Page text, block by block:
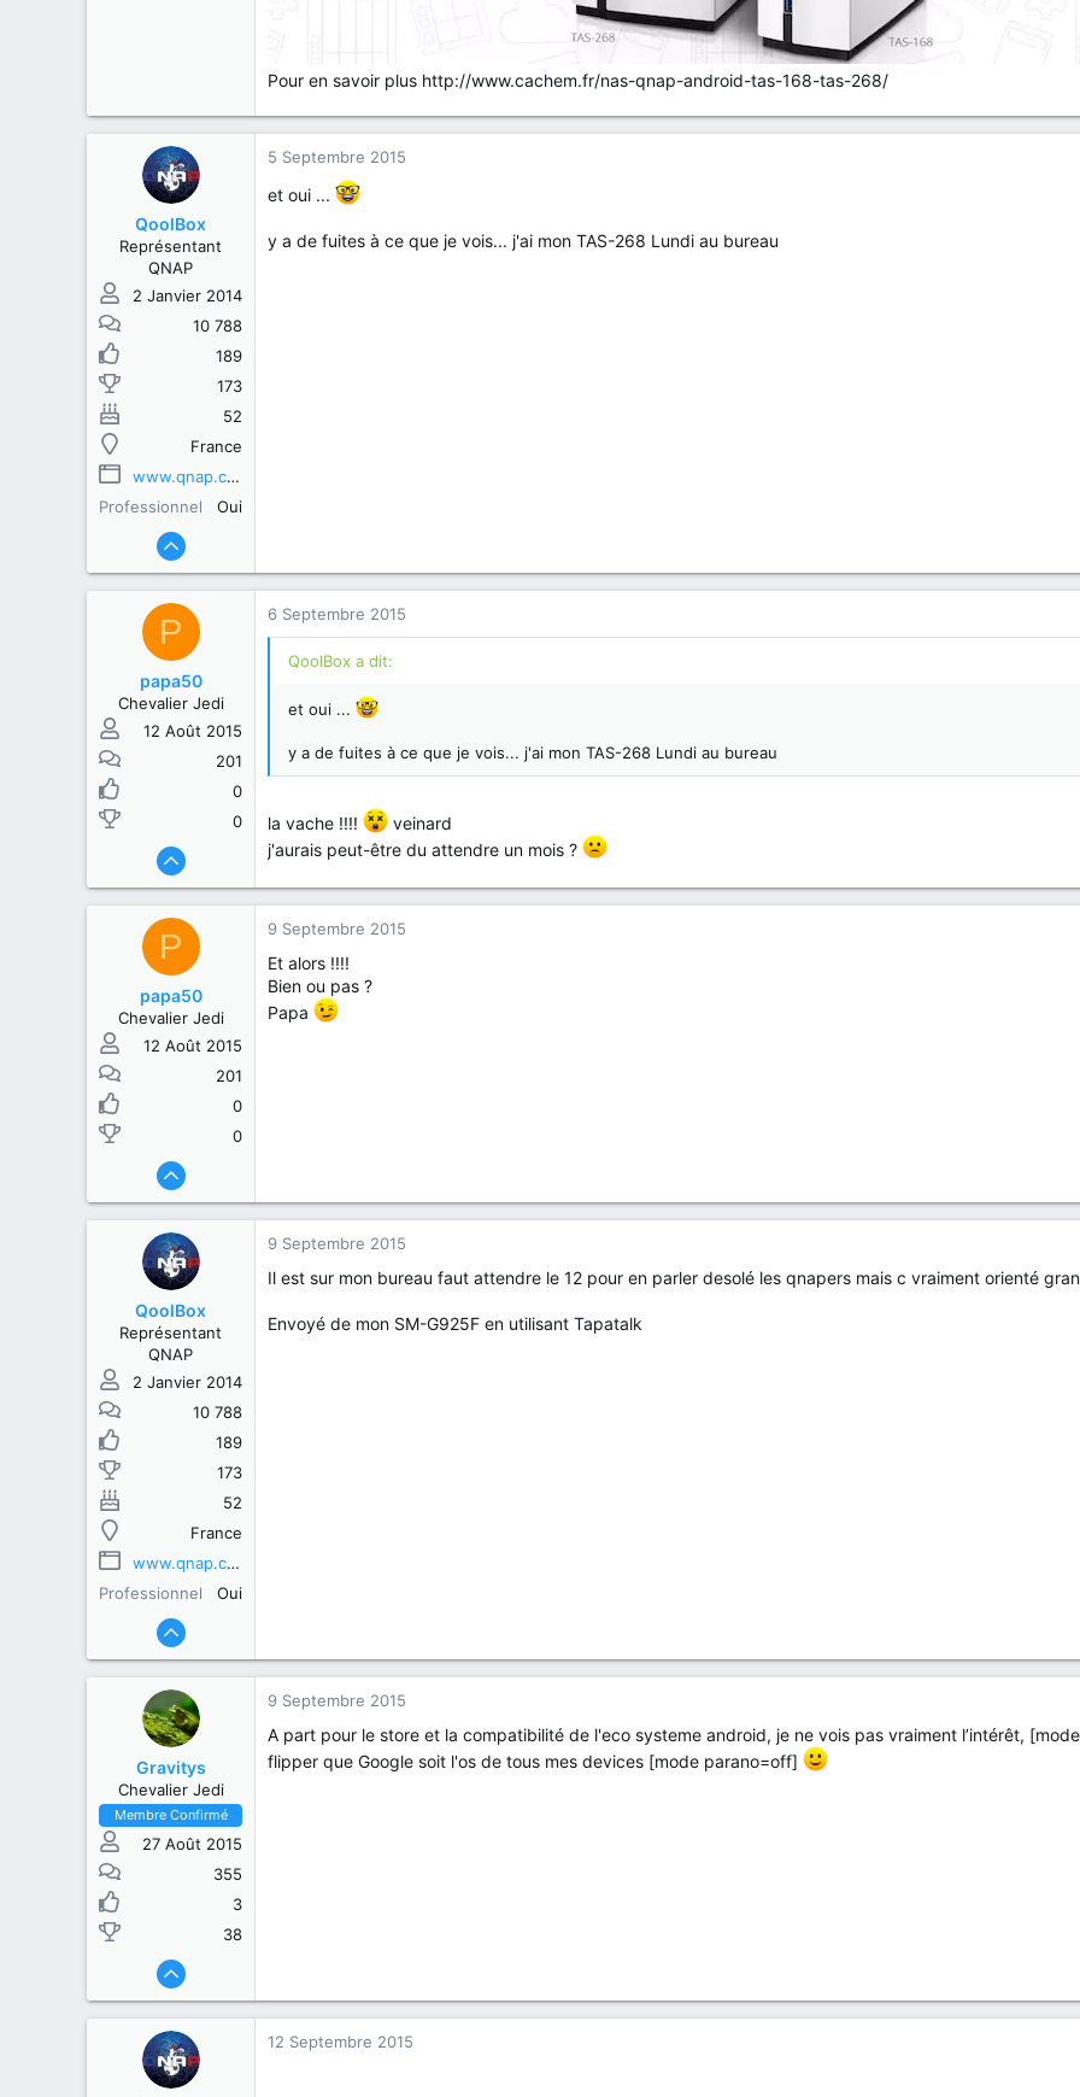
Pour en savoir plus http://www.cachem.fr/nas-qnap-android-tas-168-tas-268/
QoolBox
Représentant
QNAP
2 Janvier 2014
10 788
189
173
52
France
www.qnap.com
Professionnel
Oui
5 Septembre 2015
et oui ...
y a de fuites à ce que je vois... j'ai mon TAS-268 Lundi au bureau
P
papa50
Chevalier Jedi
12 Août 2015
201
0
0
6 Septembre 2015
QoolBox a dit:
et oui ...
y a de fuites à ce que je vois... j'ai mon TAS-268 Lundi au bureau
la vache !!!!
veinard
j'aurais peut-être du attendre un mois ?
P
papa50
Chevalier Jedi
12 Août 2015
201
0
0
9 Septembre 2015
Et alors !!!!
Bien ou pas ?
Papa
QoolBox
Représentant
QNAP
2 Janvier 2014
10 788
189
173
52
France
www.qnap.com
Professionnel
Oui
9 Septembre 2015
Il est sur mon bureau faut attendre le 12 pour en parler desolé les qnapers mais c vraiment orienté
Envoyé de mon SM-G925F en utilisant Tapatalk
Gravitys
Chevalier Jedi
Membre Confirmé
27 Août 2015
355
3
38
9 Septembre 2015
A part pour le store et la compatibilité de l'eco systeme android, je ne vois pas vraiment l’intérêt,
flipper que Google soit l'os de tous mes devices [mode parano=off]
12 Septembre 2015